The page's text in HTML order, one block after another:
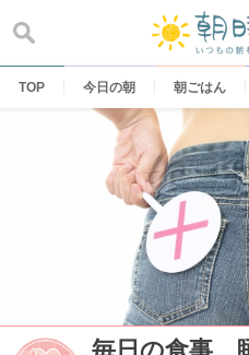
content
TOP 今日の朝 朝ごはん